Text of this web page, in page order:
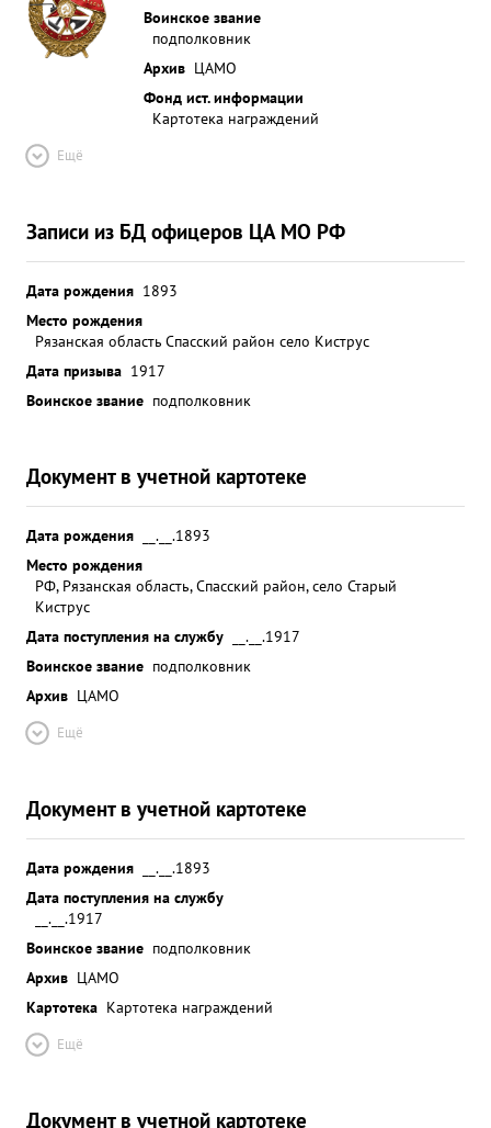
Воинское звание
подполковник
Архив ЦАМО
Фонд ист. информации
Картотека награждений
Ещё
Записи из БД офицеров ЦА МО РФ
Дата рождения 1893
Место рождения
Рязанская область Спасский район село Киструс
Дата призыва 1917
Воинское звание подполковник
Документ в учетной картотеке
Дата рождения
__.__.1893
Место рождения
РФ, Рязанская область, Спасский район, село Старый
Киструс
Дата поступления на службу
__.__.1917
Воинское звание подполковник
Архив ЦАМО
Ещё
Документ в учетной картотеке
Дата рождения
__.__.1893
Дата поступления на службу
__.__.1917
Воинское звание подполковник
Архив ЦАМО
Картотека Картотека награждений
Ещё
Документ в учетной картотеке